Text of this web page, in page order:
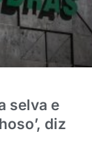
selva e
diz